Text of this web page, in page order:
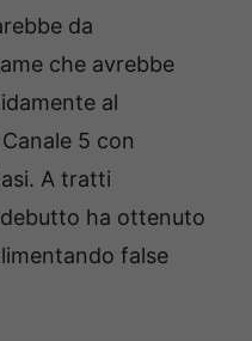
da
che avrebbe
al
5 con
A tratti
ha ottenuto
false